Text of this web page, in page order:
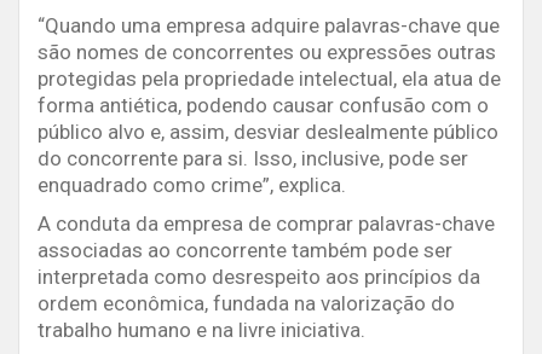
“Quando uma empresa adquire palavras-chave que
são nomes de concorrentes ou expressões outras
protegidas pela propriedade intelectual, ela atua de
forma antiética, podendo causar confusão com o
público alvo e, assim, desviar deslealmente público
do concorrente para si. Isso, inclusive, pode ser
enquadrado como crime”, explica.
A conduta da empresa de comprar palavras-chave
associadas ao concorrente também pode ser
interpretada como desrespeito aos princípios da
ordem econômica, fundada na valorização do
trabalho humano e na livre iniciativa.